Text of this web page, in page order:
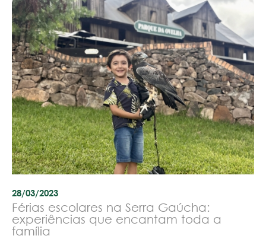
28/03/2023
Férias escolares na Serra Gaúcha:
experiências que encantam toda a
família